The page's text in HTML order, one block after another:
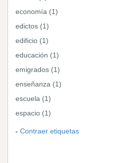
economía (1)
edictos (1)
edificio (1)
educación (1)
emigrados (1)
enseñanza (1)
escuela (1)
espacio (1)
Contraer etiquetas